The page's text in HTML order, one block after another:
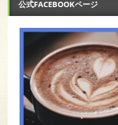
公式FACEBOOKページ